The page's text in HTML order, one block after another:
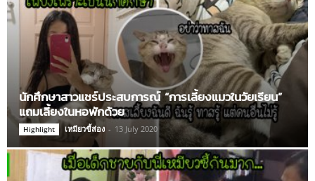
นักศึกษาสาวแชร์ประสบการณ์ “การเลี้ยงแมวในวัยเรียน”
แถมเลี้ยงในหอพักด้วย
Highlight เหมียวขี้ส่อง - 13 July 2020